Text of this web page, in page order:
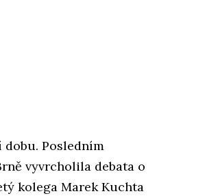
dobu. Posledním
vyvrcholila debata o
kolega Marek Kuchta